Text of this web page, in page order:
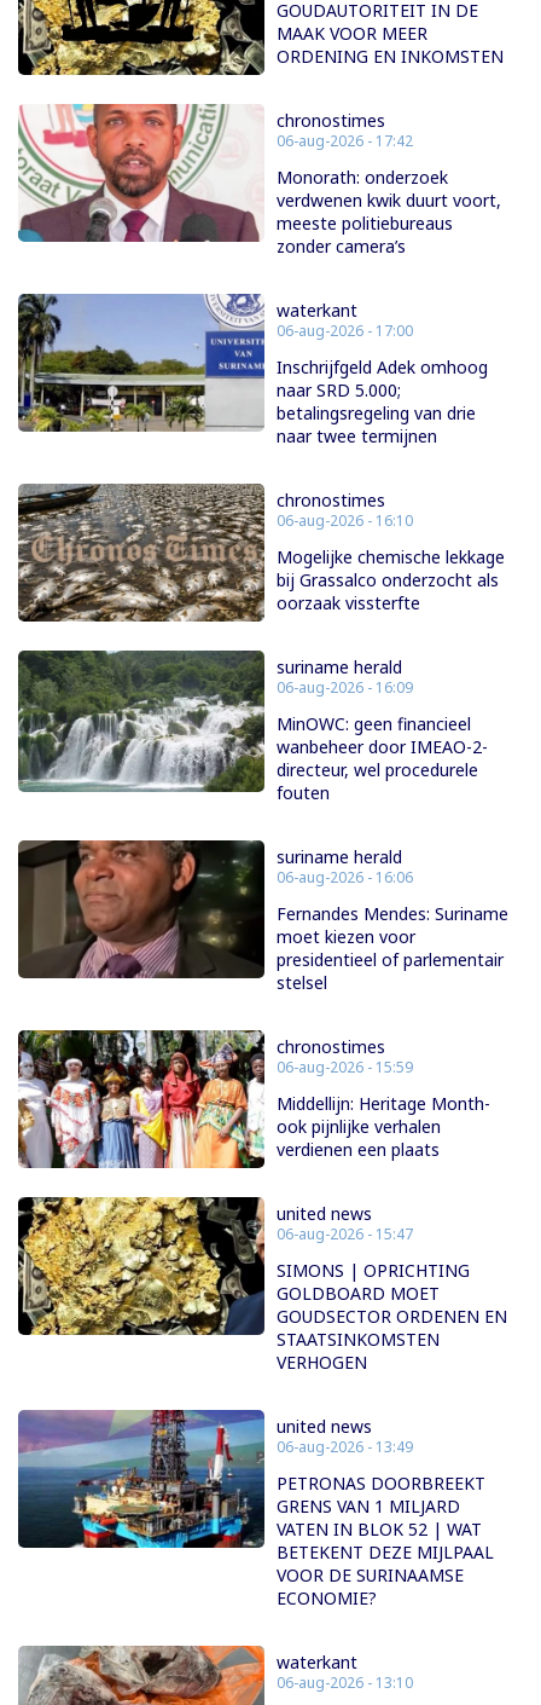
GOUDAUTORITEIT IN DE
MAAK VOOR MEER
ORDENING EN INKOMSTEN
chronostimes
06-aug-2026 - 17:42
Monorath: onderzoek
verdwenen kwik duurt voort,
meeste politiebureaus
zonder camera’s
waterkant
06-aug-2026 - 17:00
Inschrijfgeld Adek omhoog
naar SRD 5.000;
betalingsregeling van drie
naar twee termijnen
chronostimes
06-aug-2026 - 16:10
Mogelijke chemische lekkage
bij Grassalco onderzocht als
oorzaak vissterfte
suriname herald
06-aug-2026 - 16:09
MinOWC: geen financieel
wanbeheer door IMEAO-2-
directeur, wel procedurele
fouten
suriname herald
06-aug-2026 - 16:06
Fernandes Mendes: Suriname
moet kiezen voor
presidentieel of parlementair
stelsel
chronostimes
06-aug-2026 - 15:59
Middellijn: Heritage Month-
ook pijnlijke verhalen
verdienen een plaats
united news
06-aug-2026 - 15:47
SIMONS | OPRICHTING
GOLDBOARD MOET
GOUDSECTOR ORDENEN EN
STAATSINKOMSTEN
VERHOGEN
united news
06-aug-2026 - 13:49
PETRONAS DOORBREEKT
GRENS VAN 1 MILJARD
VATEN IN BLOK 52 | WAT
BETEKENT DEZE MIJLPAAL
VOOR DE SURINAAMSE
ECONOMIE?
waterkant
06-aug-2026 - 13:10